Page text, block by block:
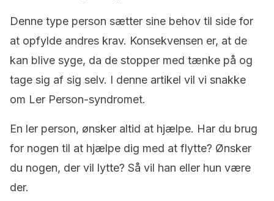
Denne type person sætter sine behov til side for
at opfylde andres krav. Konsekvensen er, at de
kan blive syge, da de stopper med tænke på og
tage sig af sig selv. I denne artikel vil vi snakke
om Ler Person-syndromet.
En ler person, ønsker altid at hjælpe. Har du brug
for nogen til at hjælpe dig med at flytte? Ønsker
du nogen, der vil lytte? Så vil han eller hun være
der.